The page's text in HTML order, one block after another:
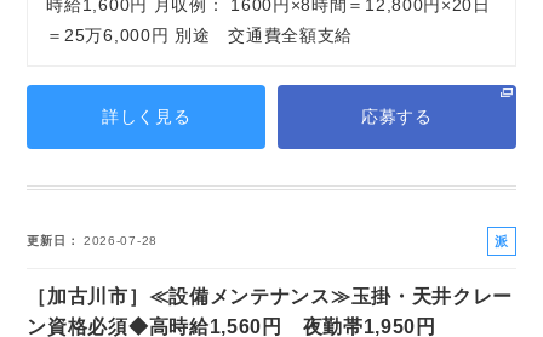
時給1,600円 月収例： 1600円×8時間＝12,800円×20日
＝25万6,000円 別途 交通費全額支給
詳しく見る 応募する
更新日 2026-07-28
派
社
［加古川市］≪設備メンテナンス≫玉掛・天井クレー
ン資格必須◆高時給1,560円 夜勤帯1,950円